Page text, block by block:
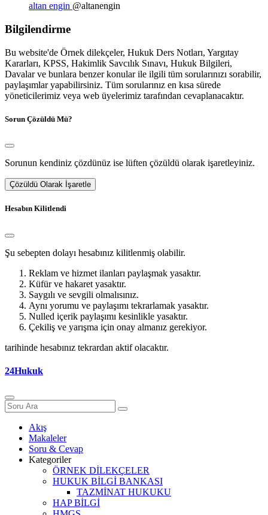
altan engin @altanengin
Bilgilendirme
Bu website'de Örnek dilekçeler, Hukuk Ders Notları, Yargıtay
Kararları, KPSS, Hakimlik Savcılık Sınavı, Hukuk Bilgileri,
Davalar ve bunlara benzer konular ile ilgili tüm sorularınızı sorabilir,
paylaşımlar yapabilirsiniz. Tüm sorularınız en kısa sürede
yöneticilerimiz veya web üyelerimiz tarafından cevaplanacaktır.
Sorun Çözüldü Mü?
Sorunun kendiniz çözdünüz ise lüften çözüldü olarak işaretleyiniz.
Çözüldü Olarak İşaretle
Hesabın Kilitlendi
Şu sebepten dolayı hesabınız kilitlenmiş olabilir.
Reklam ve hizmet ilanları paylaşmak yasaktır.
Küfür ve hakaret yasaktır.
Saygılı ve sevgili olmalısınız.
Aynı yorumu ve paylaşımı tekrarlamak yasaktır.
Nulled içerik paylaşımı kesinlikle yasaktır.
Çekiliş ve yarışma için onay almanız gerekiyor.
tarihinde hesabınız tekrardan aktif olacaktır.
24Hukuk
Akış
Makaleler
Soru & Cevap
Kategoriler
ÖRNEK DİLEKÇELER
HUKUK BİLGİ BANKASI
TAZMİNAT HUKUKU
HAP BİLGİ